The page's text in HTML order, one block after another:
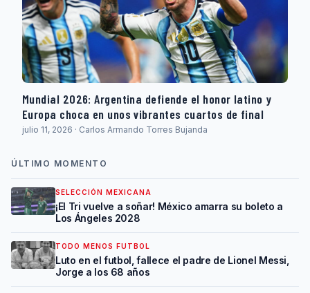
Mundial 2026: Argentina defiende el honor latino y
Europa choca en unos vibrantes cuartos de final
julio 11, 2026 · Carlos Armando Torres Bujanda
ÚLTIMO MOMENTO
SELECCIÓN MEXICANA
¡El Tri vuelve a soñar! México amarra su boleto a
Los Ángeles 2028
TODO MENOS FUTBOL
Luto en el futbol, fallece el padre de Lionel Messi,
Jorge a los 68 años